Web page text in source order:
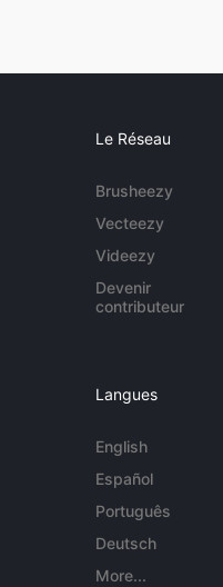
Le Réseau
Brusheezy
Vecteezy
Videezy
Devenir
contributeur
Langues
English
Español
Português
Deutsch
More...